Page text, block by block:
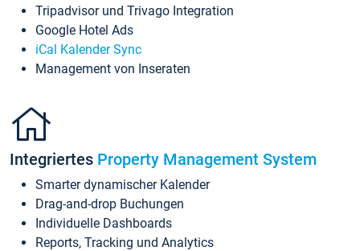
Tripadvisor und Trivago Integration
Google Hotel Ads
iCal Kalender Sync
Management von Inseraten
Integriertes Property Management System
Smarter dynamischer Kalender
Drag-and-drop Buchungen
Individuelle Dashboards
Reports, Tracking und Analytics